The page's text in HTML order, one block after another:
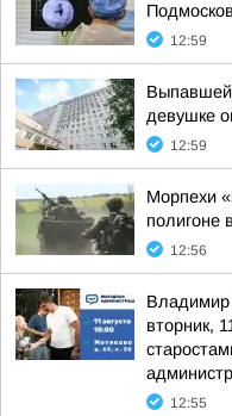
12:59
Выпавшей
девушке
12:59
Морпехи
полигоне
12:56
вторник,
12:55